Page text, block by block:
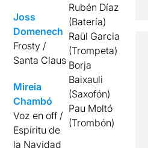
Joss
Domenech
Frosty /
Santa Claus
Mireia
Chambó
Voz en off /
Espíritu de
la Navidad
Rubén Díaz
(Batería)
Raül Garcia
(Trompeta)
Borja
Baixauli
(Saxofón)
Pau Moltó
(Trombón)